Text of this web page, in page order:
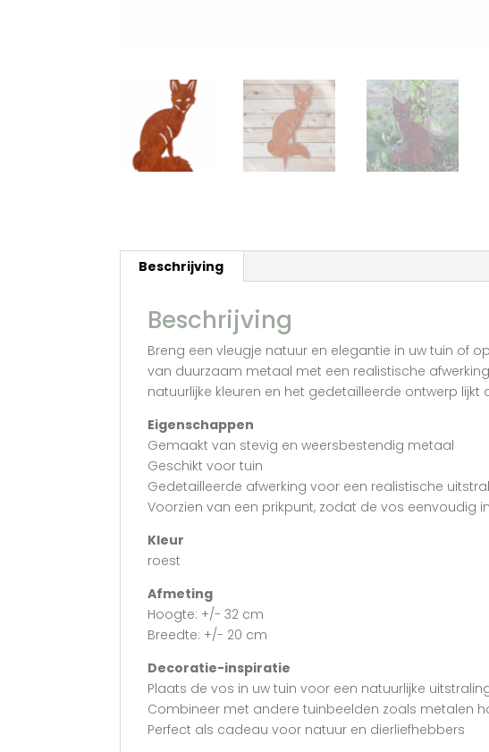
Beschrijving
Beschrijving
Breng een vleugje natuur en elegantie in uw tuin of
van duurzaam metaal met een realistische
natuurlijke kleuren en het gedetailleerde ontwerp
Eigenschappen
Gemaakt van stevig en weersbestendig metaal
Geschikt voor tuin
Gedetailleerde afwerking voor een realistische
Voorzien van een prikpunt, zodat de vos eenvoudig
Kleur
roest
Afmeting
Hoogte: +/- 32 cm
Breedte: +/- 20 cm
Decoratie-inspiratie
Plaats de vos in uw tuin voor een natuurlijke
Combineer met andere tuinbeelden zoals metalen
Perfect als cadeau voor natuur en dierliefhebbers